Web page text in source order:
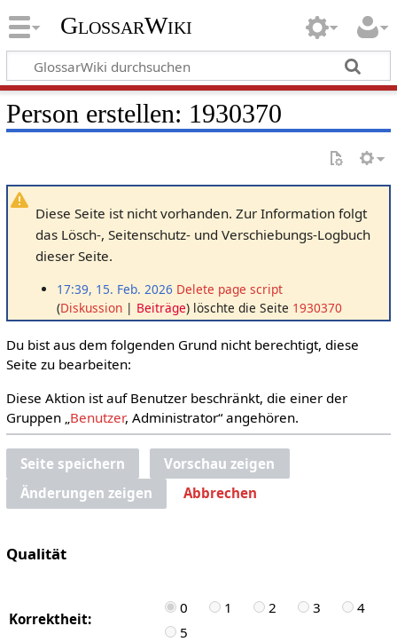
GlossarWiki
Person erstellen: 1930370
Diese Seite ist nicht vorhanden. Zur Information folgt
das Lösch-, Seitenschutz- und Verschiebungs-Logbuch
dieser Seite.
17:39, 15. Feb. 2026 Delete page script
Diskussion
Beiträge löschte die Seite 1930370
Du bist aus dem folgenden Grund nicht berechtigt, diese
Seite zu bearbeiten:
Diese Aktion ist auf Benutzer beschränkt, die einer der
Gruppen „ Benutzer, Administrator“ angehören.
Seite speichern
Vorschau zeigen
Änderungen zeigen
Abbrechen
Qualität
Korrektheit:
0 1 2 3
4
5